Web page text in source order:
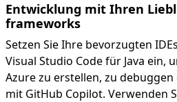
Entwicklung mit Ihren
frameworks
Setzen Sie Ihre bevorzugten
Visual Studio Code für Java ein,
Azure zu erstellen, zu
mit GitHub Copilot. Verwenden